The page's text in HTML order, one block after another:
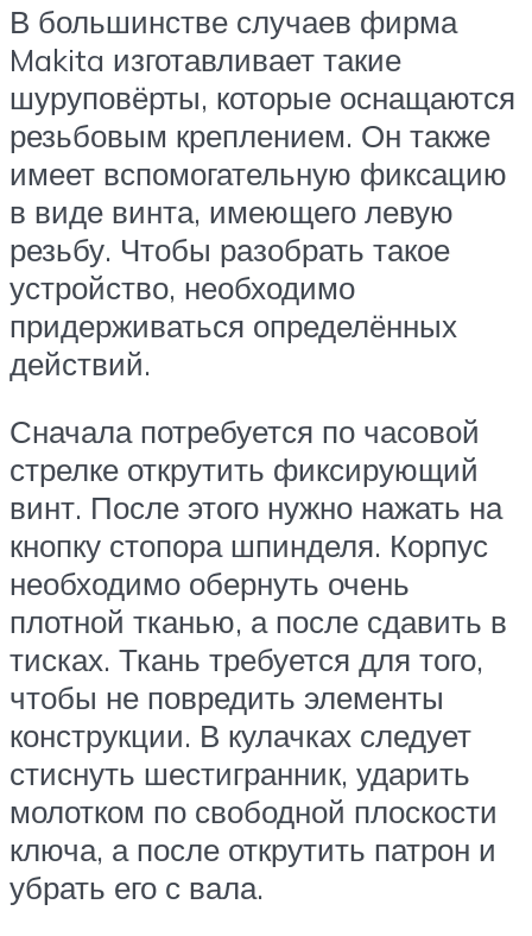
В большинстве случаев фирма
Makita изготавливает такие
шуруповёрты, которые оснащаются
резьбовым креплением. Он также
имеет вспомогательную фиксацию
в виде винта, имеющего левую
резьбу. Чтобы разобрать такое
устройство, необходимо
придерживаться определённых
действий.
Сначала потребуется по часовой
стрелке открутить фиксирующий
винт. После этого нужно нажать на
кнопку стопора шпинделя. Корпус
необходимо обернуть очень
плотной тканью, а после сдавить в
тисках. Ткань требуется для того,
чтобы не повредить элементы
конструкции. В кулачках следует
стиснуть шестигранник, ударить
молотком по свободной плоскости
ключа, а после открутить патрон и
убрать его с вала.